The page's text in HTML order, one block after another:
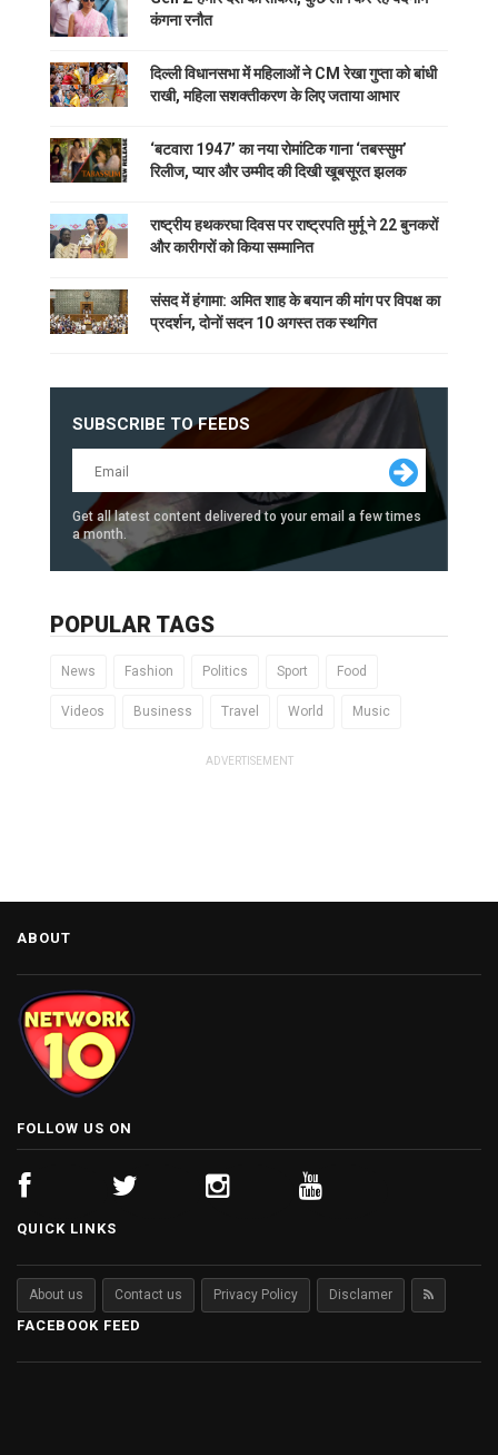
कंगना रनौत
दिल्ली विधानसभा में महिलाओं ने CM रेखा गुप्ता को बांधी
राखी, महिला सशक्तीकरण के लिए जताया आभार
‘बटवारा 1947’ का नया रोमांटिक गाना ‘तबस्सुम’
रिलीज, प्यार और उम्मीद की दिखी खूबसूरत झलक
राष्ट्रीय हथकरघा दिवस पर राष्ट्रपति मुर्मू ने 22 बुनकरों
और कारीगरों को किया सम्मानित
संसद में हंगामा: अमित शाह के बयान की मांग पर विपक्ष का
प्रदर्शन, दोनों सदन 10 अगस्त तक स्थगित
SUBSCRIBE TO FEEDS
Get all latest content delivered to your email a few times
a month.
POPULAR TAGS
News Fashion Politics Sport Food
Videos Business Travel World Music
ADVERTISEMENT
ABOUT
FOLLOW US ON
QUICK LINKS
About us Contact us Privacy Policy Disclamer
FACEBOOK FEED